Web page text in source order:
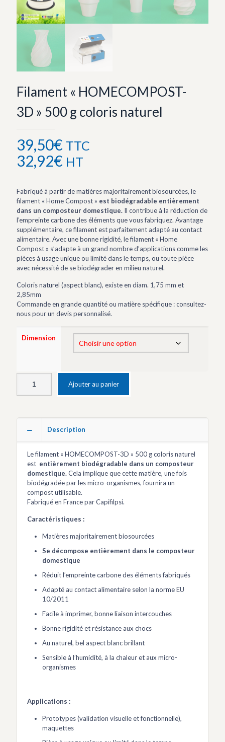
Filament « HOMECOMPOST-
3D » 500 g coloris naturel
39,50€ TTC
32,92€ HT
Fabriqué à partir de matières majoritairement biosourcées, le
filament « Home Compost » est biodégradable entièrement
dans un composteur domestique. Il contribue à la réduction de
l’empreinte carbone des éléments que vous fabriquez. Avantage
supplémentaire, ce filament est parfaitement adapté au contact
alimentaire. Avec une bonne rigidité, le filament « Home
Compost » s’adapte à un grand nombre d’applications comme les
pièces à usage unique ou limité dans le temps, ou toute pièce
avec nécessité de se biodégrader en milieu naturel.
Coloris naturel (aspect blanc), existe en diam. 1,75 mm et
2,85mm
Commande en grande quantité ou matière spécifique : consultez-
nous pour un devis personnalisé.
Dimension
Ajouter au panier
Description
Le filament « HOMECOMPOST-3D » 500 g coloris naturel
est entièrement biodégradable dans un composteur
domestique.Cela implique que cette matière, une fois
biodégradée par les micro-organismes, fournira un
compost utilisable.
Fabriqué en France par Capifilpsi.
Caractéristiques :
Matières majoritairement biosourcées
Se décompose entièrement dans le composteur
domestique
Réduit l’empreinte carbone des éléments fabriqués
Adapté au contact alimentaire selon la norme EU
10/2011
Facile à imprimer, bonne liaison intercouches
Bonne rigidité et résistance aux chocs
Au naturel, bel aspect blanc brillant
Sensible à l’humidité, à la chaleur et aux micro-
organismes
Applications :
Prototypes (validation visuelle et fonctionnelle),
maquettes